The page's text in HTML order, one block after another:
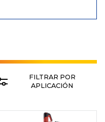
FILTRAR POR
APLICACIÓN